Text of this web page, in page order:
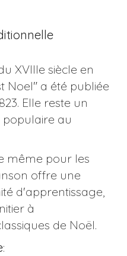
XVIIIe siècle en
Noel" a été publiée
Elle reste un
au
même pour les
offre une
d'apprentissage,
à
de Noël​​.
: